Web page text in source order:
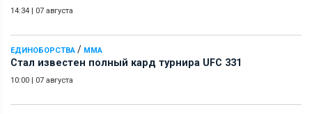
14:34 | 07 августа
ЕДИНОБОРСТВА / ММА
Стал известен полный кард турнира UFC 331
10:00 | 07 августа